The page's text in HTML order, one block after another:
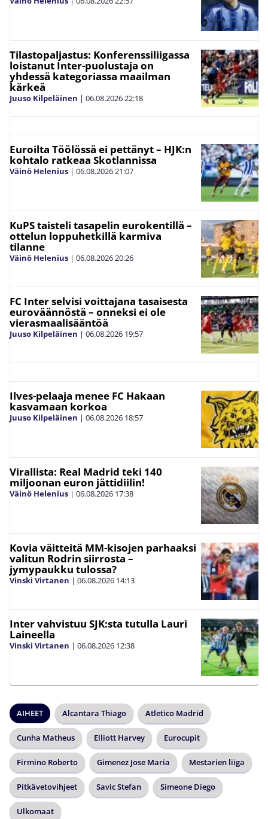
Tilastopaljastus: Konferenssiliigassa
loistanut Inter-puolustaja on
yhdessä kategoriassa maailman
kärkeä
Juuso Kilpeläinen | 06.08.202622:18
Euroilta Töölössä ei pettänyt – HJK:n
kohtalo ratkeaa Skotlannissa
Väinö Helenius | 06.08.202621:07
KuPS taisteli tasapelin eurokentillä –
ottelun loppuhetkillä karmiva
tilanne
Väinö Helenius | 06.08.202620:26
FC Inter selvisi voittajana tasaisesta
euroväännöstä – onneksi ei ole
vierasmaalisääntöä
Juuso Kilpeläinen | 06.08.2026 19:57
Ilves-pelaaja menee FC Hakaan
kasvamaan korkoa
Juuso Kilpeläinen | 06.08.2026 18:57
Virallista: Real Madrid teki 140
miljoonan euron jättidiilin!
Väinö Helenius | 06.08.2026 17:38
Kovia väitteitä MM-kisojen parhaaksi
valitun Rodrin siirrosta –
jymypaukku tulossa?
Vinski Virtanen | 06.08.2026 14:13
Inter vahvistuu SJK:sta tutulla Lauri
Laineella
Vinski Virtanen | 06.08.2026 12:38
AIHEET Alcantara Thiago Atletico Madrid
Cunha Matheus Elliott Harvey Eurocupit
Firmino Roberto Gimenez Jose Maria Mestarien liiga
Pitkävetovihjeet Savic Stefan Simeone Diego
Ulkomaat